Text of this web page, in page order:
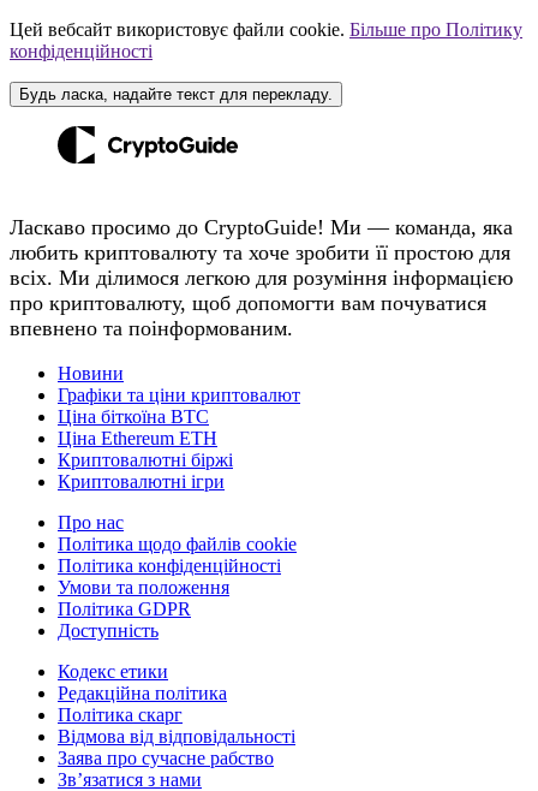
Цей вебсайт використовує файли cookie. Більше про Політику
конфіденційності
Будь ласка, надайте текст для перекладу.
Ласкаво просимо до CryptoGuide! Ми — команда, яка
любить криптовалюту та хоче зробити її простою для
всіх. Ми ділимося легкою для розуміння інформацією
про криптовалюту, щоб допомогти вам почуватися
впевнено та поінформованим.
Новини
Графіки та ціни криптовалют
Ціна біткоїна BTC
Ціна Ethereum ETH
Криптовалютні біржі
Криптовалютні ігри
Про нас
Політика щодо файлів cookie
Політика конфіденційності
Умови та положення
Політика GDPR
Доступність
Кодекс етики
Редакційна політика
Політика скарг
Відмова від відповідальності
Заява про сучасне рабство
Зв’язатися з нами